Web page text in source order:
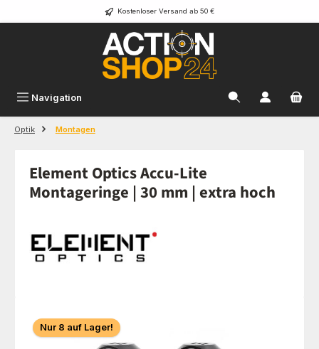
Zum Hauptinhalt springen Kostenloser Versand ab 50 €
Navigation
Optik Montagen
Element Optics Accu-Lite
Montageringe | 30 mm | extra hoch
Bildergalerie überspringen
Nur 8 auf Lager!